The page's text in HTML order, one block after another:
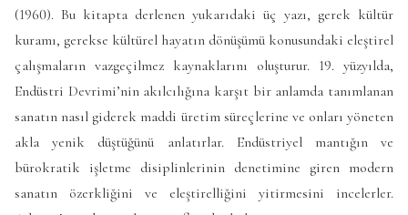
(1960). Bu kitapta derlenen yukarıdaki üç yazı, gerek kültür
kuramı, gerekse kültürel hayatın dönüşümü konusundaki eleştirel
çalışmaların vazgeçilmez kaynaklarını oluşturur. 19. yüzyılda,
Endüstri Devrimi’nin akılcılığına karşıt bir anlamda tanımlanan
sanatın nasıl giderek maddi üretim süreçlerine ve onları yöneten
akla yenik düştüğünü anlatırlar. Endüstriyel mantığın ve
bürokratik işletme disiplinlerinin denetimine giren modern
sanatın özerkliğini ve eleştirelliğini yitirmesini incelerler.